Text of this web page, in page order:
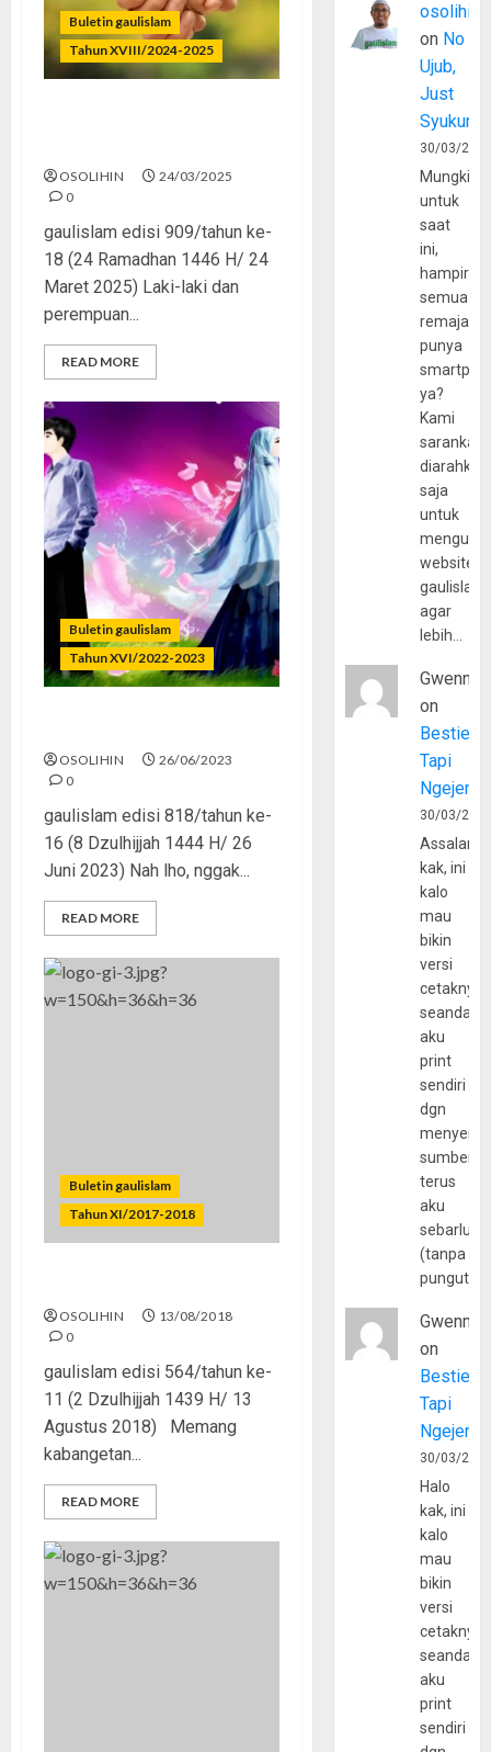
Buletin gaulislam
Tahun XVIII/2024-2025
OSOLIHIN
24/03/2025
0
gaulislam edisi 909/tahun ke-
18 (24 Ramadhan 1446 H/ 24
Maret 2025) Laki-laki dan
perempuan...
READ MORE
Buletin gaulislam
Tahun XVI/2022-2023
OSOLIHIN
26/06/2023
0
gaulislam edisi 818/tahun ke-
16 (8 Dzulhijjah 1444 H/ 26
Juni 2023) Nah lho, nggak...
READ MORE
Buletin gaulislam
Tahun XI/2017-2018
OSOLIHIN
13/08/2018
0
gaulislam edisi 564/tahun ke-
11 (2 Dzulhijjah 1439 H/ 13
Agustus 2018) Memang
kabangetan...
READ MORE
osolihin
on No
Ujub,
Just
Syukur
30/03/
Mungkin
untuk
saat
ini,
hampir
semua
remaja
punya
ya?
Kami
sarankan,
diarahkan
saja
untuk
website
agar
lebih…
Gwenny
on
Bestie
Tapi
30/03/
kak, ini
kalo
mau
bikin
versi
cetaknya
aku
print
sendiri
dgn
sumber
terus
aku
(tanpa
Gwenny
on
Bestie
Tapi
30/03/
Halo
kak, ini
kalo
mau
bikin
versi
cetaknya
aku
print
sendiri